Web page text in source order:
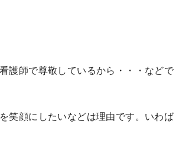
護師で尊敬しているから・・・などで
笑顔にしたいなどは理由です。いわば